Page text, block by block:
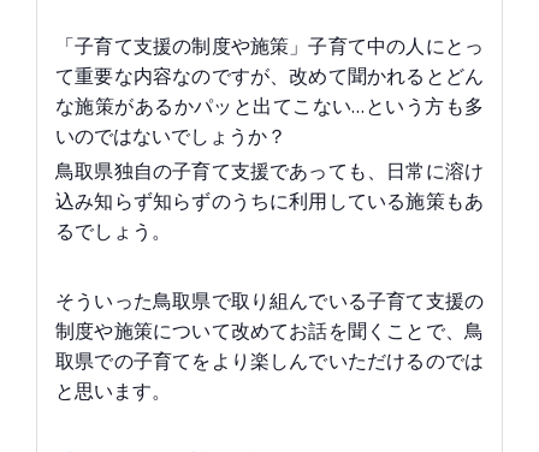
「子育て支援の制度や施策」子育て中の人にとっ
て重要な内容なのですが、改めて聞かれるとどん
な施策があるかパッと出てこない…という方も多
いのではないでしょうか？
鳥取県独自の子育て支援であっても、日常に溶け
込み知らず知らずのうちに利用している施策もあ
るでしょう。
そういった鳥取県で取り組んでいる子育て支援の
制度や施策について改めてお話を聞くことで、鳥
取県での子育てをより楽しんでいただけるのでは
と思います。